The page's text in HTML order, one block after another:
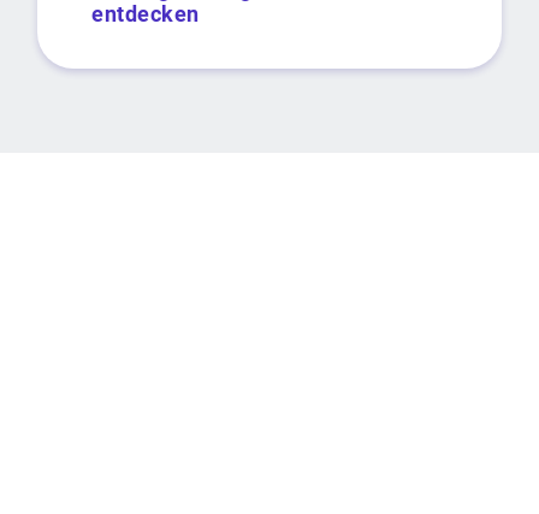
entdecken